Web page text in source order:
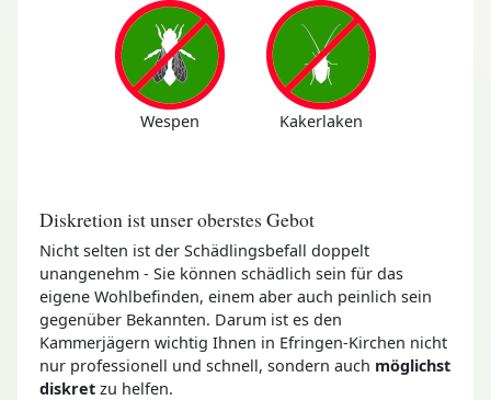
Wespen Kakerlaken
Diskretion ist unser oberstes Gebot
Nicht selten ist der Schädlingsbefall doppelt
unangenehm - Sie können schädlich sein für das
eigene Wohlbefinden, einem aber auch peinlich sein
gegenüber Bekannten. Darum ist es den
Kammerjägern wichtig Ihnen in Efringen-Kirchen nicht
nur professionell und schnell, sondern auch möglichst
diskret zu helfen.